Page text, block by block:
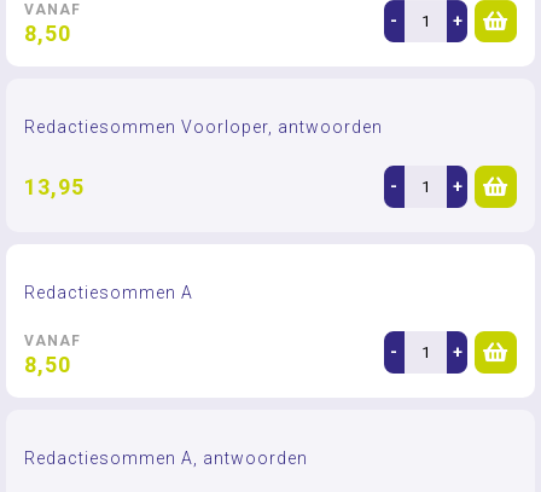
VANAF
8,50 - +
Redactiesommen Voorloper, antwoorden
13,95 - +
Redactiesommen A
VANAF
8,50 - +
Redactiesommen A, antwoorden